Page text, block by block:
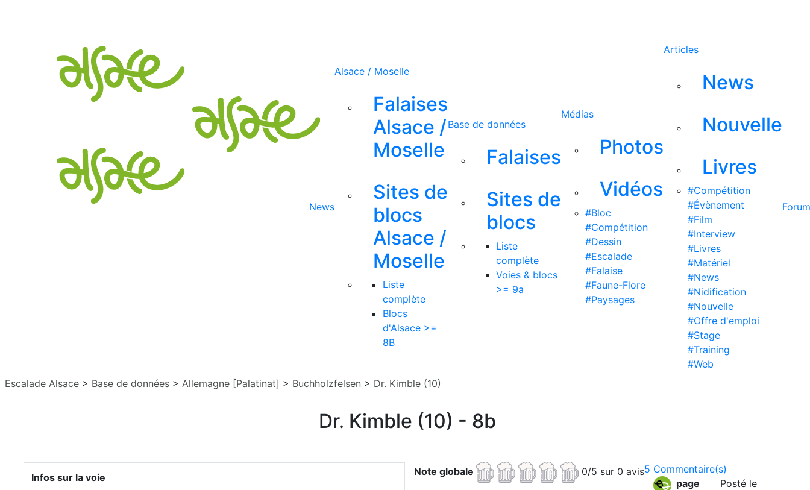
News
Alsace / Moselle
Falaises
Alsace /
Moselle
Sites de
blocs
Alsace /
Moselle
Liste
complète
Blocs
d'Alsace >=
8B
Base de données
Falaises
Sites de
blocs
Liste
complète
Voies & blocs
>= 9a
Médias
Photos
Vidéos
#Bloc
#Compétition
#Dessin
#Escalade
#Falaise
#Faune-Flore
#Paysages
Articles
News
Nouvelle
Livres
#Compétition
#Évènement
#Film
#Interview
#Livres
#Matériel
#News
#Nidification
#Nouvelle
#Offre d'emploi
#Stage
#Training
#Web
Forum
Escalade Alsace > Base de données > Allemagne [Palatinat] > Buchholzfelsen > Dr. Kimble (10)
Dr. Kimble (10) - 8b
Infos sur la voie
5 Commentaire(s)
Note globale
0/5 sur 0 avis
page
Posté le